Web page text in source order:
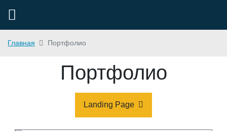
Главная Портфолио
Портфолио
Landing Page